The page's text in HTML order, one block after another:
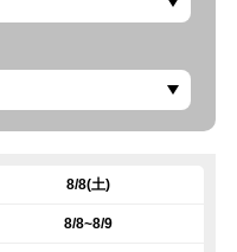
8/8(土)
8/8~8/9